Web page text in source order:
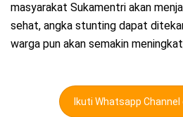
masyarakat Sukamentri akan
sehat, angka stunting dapat
warga pun akan semakin
Ikuti Whatsapp